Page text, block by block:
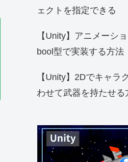
ェクトを指定できる
【Unity】アニメーシ
bool型で実装する方法
【Unity】2Dでキャラ
わせて武器を持たせる